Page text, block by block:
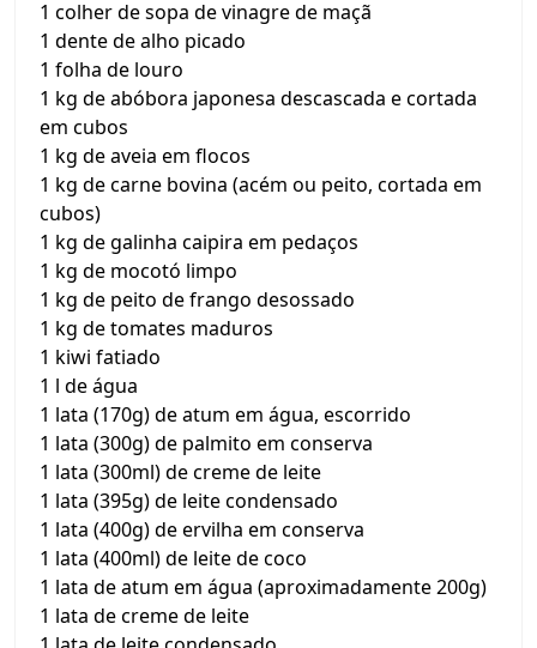
1 colher de sopa de vinagre de maçã
1 dente de alho picado
1 folha de louro
1 kg de abóbora japonesa descascada e cortada
em cubos
1 kg de aveia em flocos
1 kg de carne bovina (acém ou peito, cortada em
cubos)
1 kg de galinha caipira em pedaços
1 kg de mocotó limpo
1 kg de peito de frango desossado
1 kg de tomates maduros
1 kiwi fatiado
1 l de água
1 lata (170g) de atum em água, escorrido
1 lata (300g) de palmito em conserva
1 lata (300ml) de creme de leite
1 lata (395g) de leite condensado
1 lata (400g) de ervilha em conserva
1 lata (400ml) de leite de coco
1 lata de atum em água (aproximadamente 200g)
1 lata de creme de leite